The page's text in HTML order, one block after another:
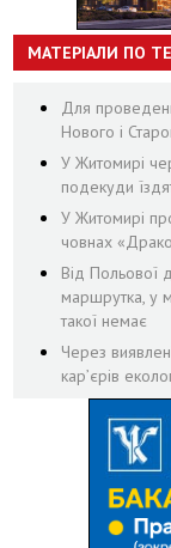
МАТЕРІАЛИ ПО
Для
Нового і
У Житомирі
подекуди
У Житомирі
човнах
Від Польової
маршрутка, у
такої немає
Через
кар’єрів